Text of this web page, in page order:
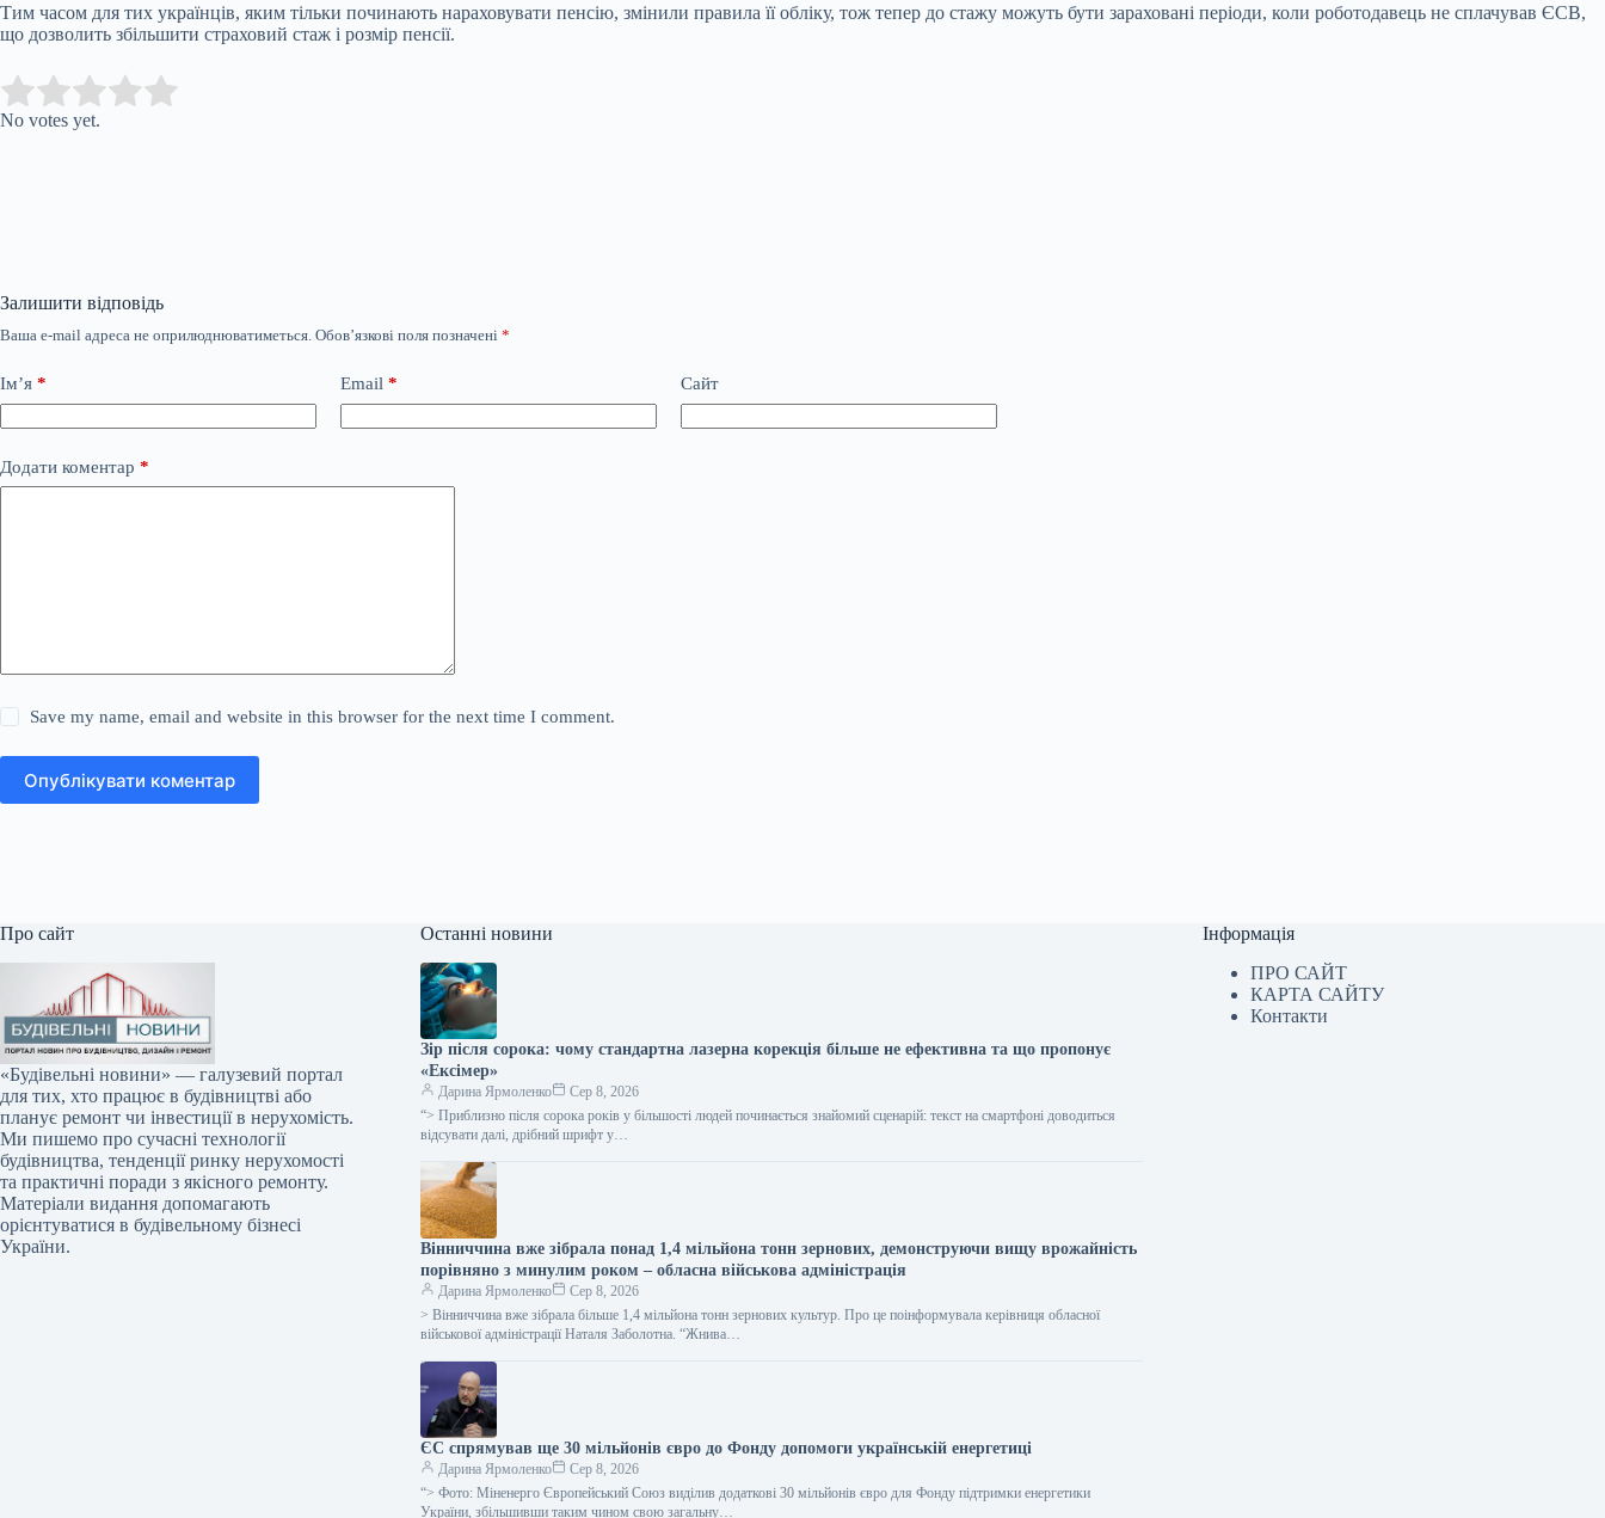
Тим часом для тих українців, яким тільки починають нараховувати пенсію, змінили правила її обліку, тож тепер до стажу можуть бути зараховані періоди, коли роботодавець не сплачував ЄСВ,
що дозволить збільшити страховий стаж і розмір пенсії.
Rate this item:
No votes yet.
Залишити відповідь
Ваша e-mail адреса не оприлюднюватиметься. Обов’язкові поля позначені *
Ім’я * Email * Сайт
Додати коментар *
Save my name, email and website in this browser for the next time I comment.
Опублікувати коментар
Про сайт
«Будівельні новини» — галузевий портал
для тих, хто працює в будівництві або
планує ремонт чи інвестиції в нерухомість.
Ми пишемо про сучасні технології
будівництва, тенденції ринку нерухомості
та практичні поради з якісного ремонту.
Матеріали видання допомагають
орієнтуватися в будівельному бізнесі
України.
Останні новини
Зір після сорока: чому стандартна лазерна корекція більше не ефективна та що пропонує
«Ексімер»
Дарина Ярмоленко
Сер 8, 2026
“> Приблизно після сорока років у більшості людей починається знайомий сценарій: текст на смартфоні доводиться
відсувати далі, дрібний шрифт у…
Вінниччина вже зібрала понад 1,4 мільйона тонн зернових, демонструючи вищу врожайність
порівняно з минулим роком – обласна військова адміністрація
Дарина Ярмоленко
Сер 8, 2026
> Вінниччина вже зібрала більше 1,4 мільйона тонн зернових культур. Про це поінформувала керівниця обласної
військової адміністрації Наталя Заболотна. “Жнива…
ЄС спрямував ще 30 мільйонів євро до Фонду допомоги українській енергетиці
Дарина Ярмоленко
Сер 8, 2026
“> Фото: Міненерго Європейський Союз виділив додаткові 30 мільйонів євро для Фонду підтримки енергетики
України, збільшивши таким чином свою загальну…
Інформація
ПРО САЙТ
КАРТА САЙТУ
Контакти